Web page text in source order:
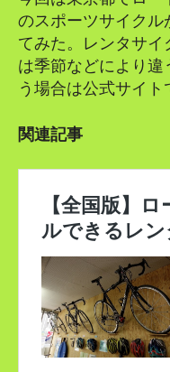
のスポーツサイク
てみた。レンタサ
は季節などにより
う場合は公式サイト
関連記事